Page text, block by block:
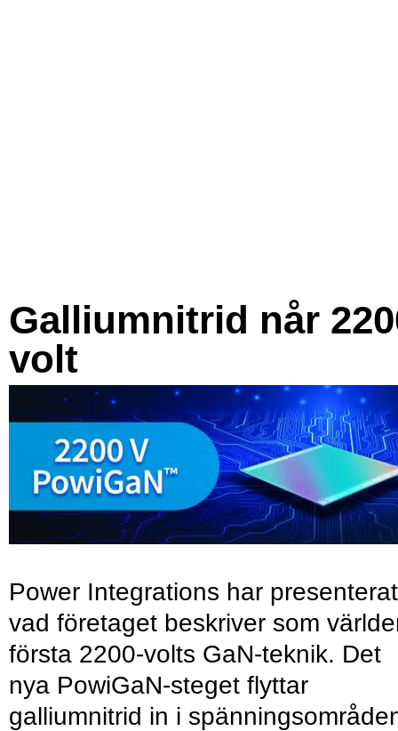
Galliumnitrid når
volt
Power Integrations har presenterat
vad företaget beskriver som
första 2200-volts GaN-teknik. Det
nya PowiGaN-steget flyttar
galliumnitrid in i